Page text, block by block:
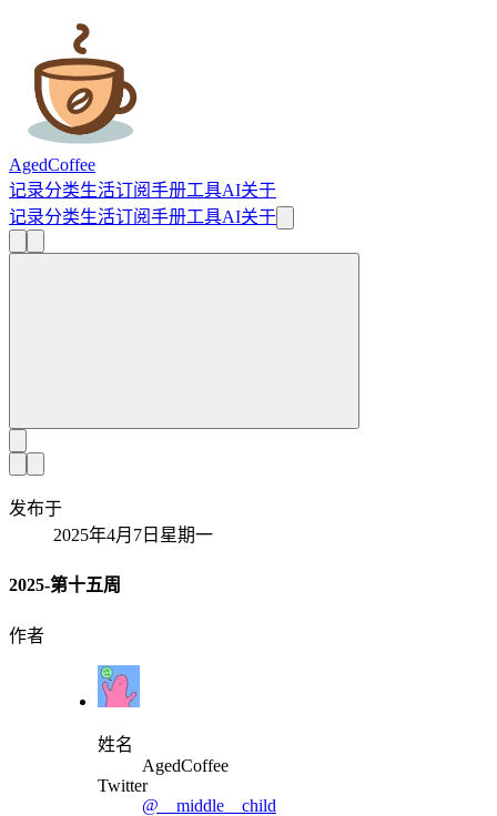
AgedCoffee
记录分类生活订阅手册工具AI关于
记录分类生活订阅手册工具AI关于
发布于
2025年4月7日星期一
2025-第十五周
作者
姓名
AgedCoffee
Twitter
@__middle__child